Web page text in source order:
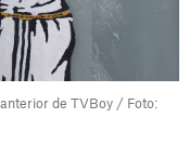
de TVBoy / Foto: